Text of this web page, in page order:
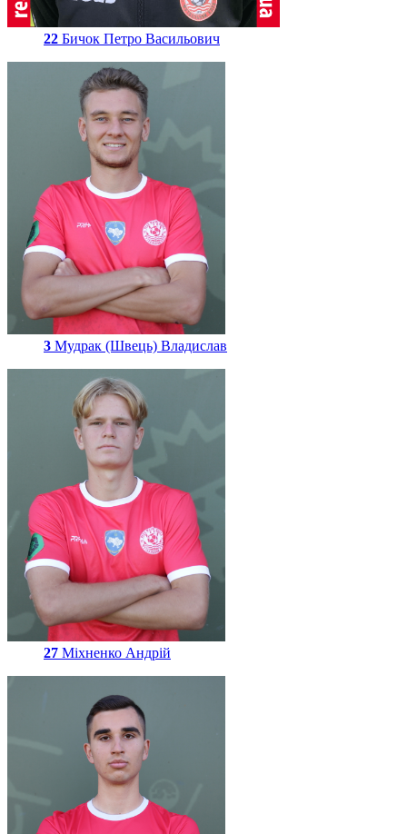
22 Бичок Петро Васильович
3 Мудрак (Швець) Владислав
27 Міхненко Андрій